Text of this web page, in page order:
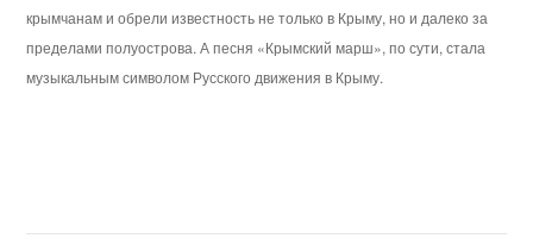
крымчанам и обрели известность не только в Крыму, но и далеко за
пределами полуострова. А песня «Крымский марш», по сути, стала
музыкальным символом Русского движения в Крыму.